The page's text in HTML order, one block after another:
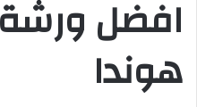
افضل
هوندا